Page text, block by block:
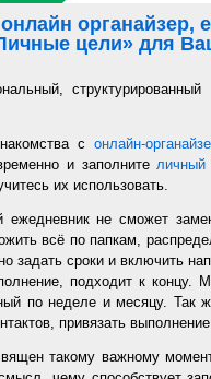
органайзер,
цели» для
с онлайн-
и заполнителичный
их использовать.
ежедневник не сможет
всё по папкам,
задать сроки и включить
подходит к концу.
по неделе и месяцу. Так
привязать
такому важному